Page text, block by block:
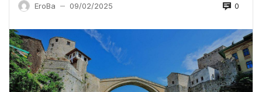
EroBa — 09/02/2025 0